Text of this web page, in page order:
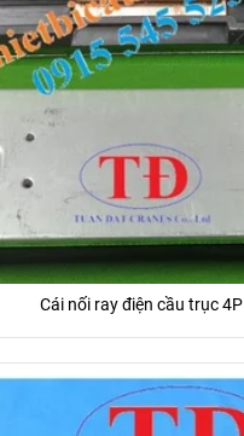
Cái nối ray điện cầu trục 4P